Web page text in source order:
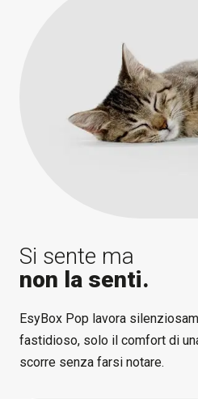
Si sente ma
non la senti.
EsyBox Pop lavora
fastidioso, solo il comfort di
scorre senza farsi notare.